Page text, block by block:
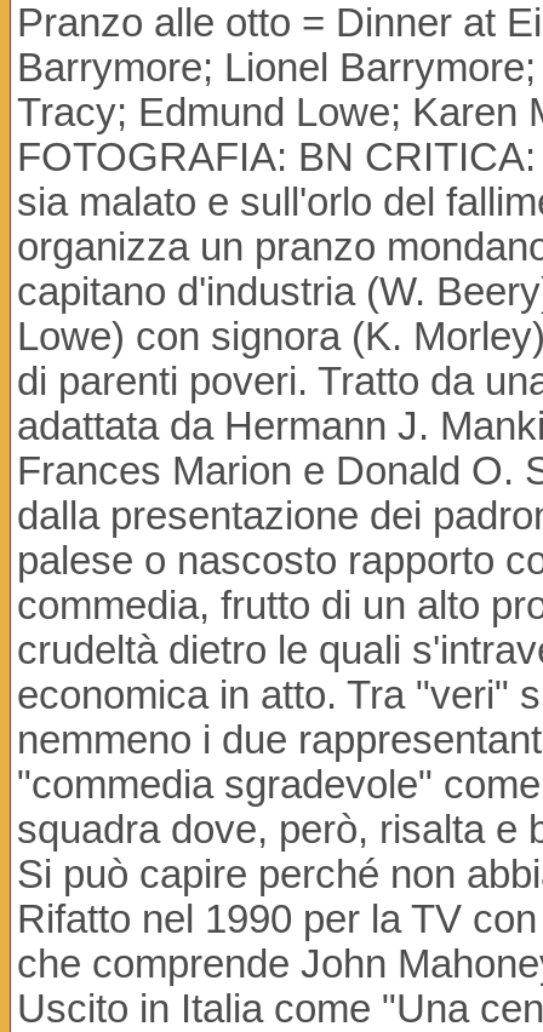
Pranzo alle otto = Dinner at
Barrymore; Lionel
Tracy; Edmund Lowe; Karen
FOTOGRAFIA: BN
sia malato e sull'orlo del
organizza un pranzo
capitano d'industria (W.
Lowe) con signora (K.
di parenti poveri. Tratto da
adattata da Hermann J.
Frances Marion e Donald O.
dalla presentazione dei
palese o nascosto rapporto
commedia, frutto di un alto
crudeltà dietro le quali
economica in atto. Tra "veri"
nemmeno i due
"commedia sgradevole"
squadra dove, però, risalta e
Si può capire perché non
Rifatto nel 1990 per la TV
che comprende John
Uscito in Italia come "Una